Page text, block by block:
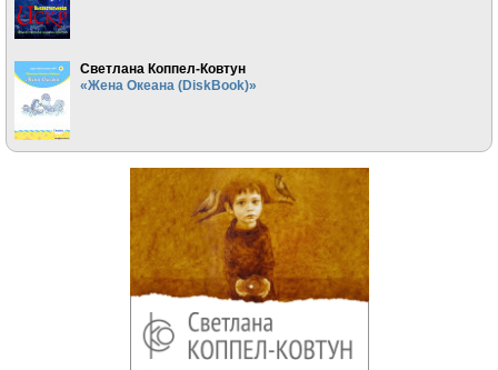
Светлана Коппел-Ковтун
«Жена Океана (DiskBook)»